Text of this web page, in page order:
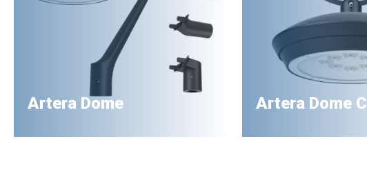
Artera Dome Artera Dome C